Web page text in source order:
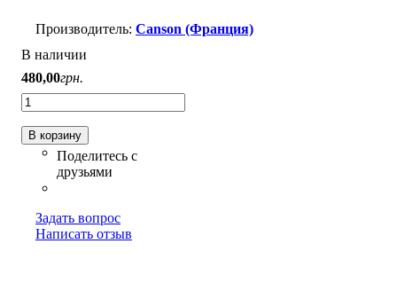
Canson (Франция)
В наличии
480,00грн.
В корзину
Задать вопрос
Написать отзыв